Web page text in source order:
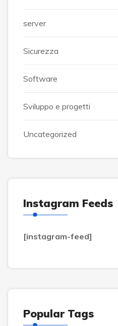
server
Sicurezza
Software
Sviluppo e progetti
Uncategorized
Instagram Feeds
[instagram-feed]
Popular Tags